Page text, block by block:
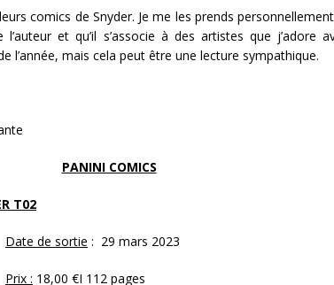
comics de Snyder. Je me les prends
et qu’il s’associe à des artistes que j’adore
l’année, mais cela peut être une lecture sympathique.
PANINI COMICS
T02
Date de sortie : 29 mars 2023
Prix : 18,00 €I 112 pages